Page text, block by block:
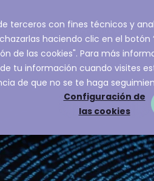
terceros con fines técnicos y
haciendo clic en el botón
de las cookies". Para más
tu información cuando visites
de que no se te haga
Configuración de
las cookies
Inicio Servicios